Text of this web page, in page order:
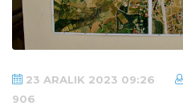
23 ARALIK 2023 09:26
906